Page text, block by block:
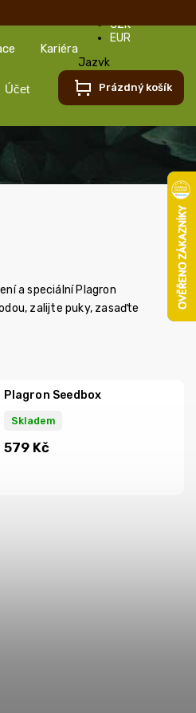
Kariéra
CZK
EUR
Jazyk
Čeština
Prázdný košík
a speciální Plagron
zalijte puky, zasaďte
Plagron Seedbox
Skladem
579 Kč